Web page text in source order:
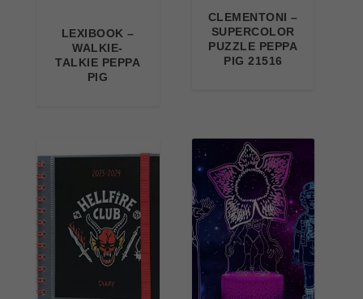
LEXIBOOK –
WALKIE-
TALKIE PEPPA
PIG
CLEMENTONI –
SUPERCOLOR
PUZZLE PEPPA
PIG 21516